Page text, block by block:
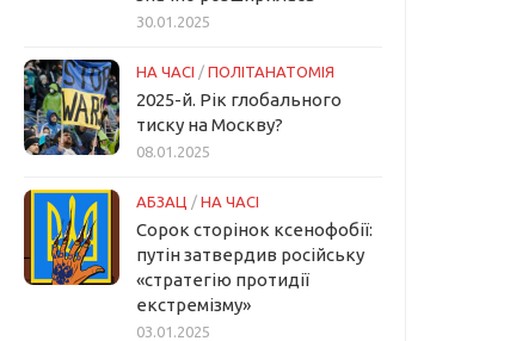
30.01.2025
НА ЧАСІ / ПОЛІТАНАТОМІЯ
2025-й. Рік глобального
тиску на Москву?
08.01.2025
АБЗАЦ / НА ЧАСІ
Сорок сторінок ксенофобії:
путін затвердив російську
«стратегію протидії
екстремізму»
03.01.2025